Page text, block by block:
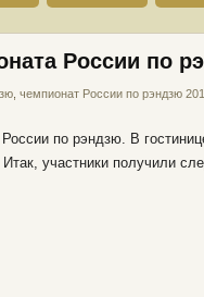
России по
чемпионат России по рэндзю
по рэндзю. В
участники получили